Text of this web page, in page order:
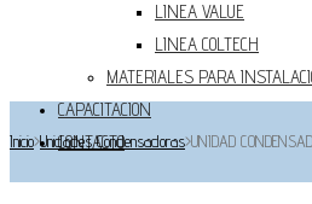
LINEA VALUE
LINEA COLTECH
MATERIALES PARA
CAPACITACION
CONTACTO
Inicio>Unidades Condensadoras>UNIDAD